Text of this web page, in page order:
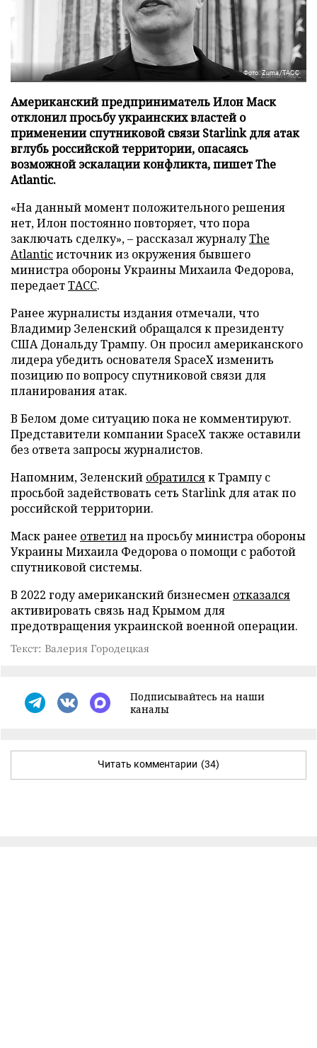
Фото: Zuma/ТАСС
Американский предприниматель Илон Маск
отклонил просьбу украинских властей о
применении спутниковой связи Starlink для атак
вглубь российской территории, опасаясь
возможной эскалации конфликта, пишет The
Atlantic.
«На данный момент положительного решения
нет, Илон постоянно повторяет, что пора
заключать сделку», – рассказал журналуThe
Atlanticисточник из окружения бывшего
министра обороны Украины Михаила Федорова,
передаетТАСС.
Ранее журналисты издания отмечали, что
Владимир Зеленский обращался к президенту
США Дональду Трампу. Он просил американского
лидера убедить основателя SpaceX изменить
позицию по вопросу спутниковой связи для
планирования атак.
В Белом доме ситуацию пока не комментируют.
Представители компании SpaceX также оставили
без ответа запросы журналистов.
Напомним, Зеленский обратилсяк Трампу с
просьбой задействовать сеть Starlink для атак по
российской территории.
Маск ранее ответилна просьбу министра обороны
Украины Михаила Федорова о помощи с работой
спутниковой системы.
В 2022 году американский бизнесмен отказался
активировать связь над Крымом для
предотвращения украинской военной операции.
Текст: Валерия Городецкая
Подписывайтесь на наши
каналы
Читать комментарии (34)